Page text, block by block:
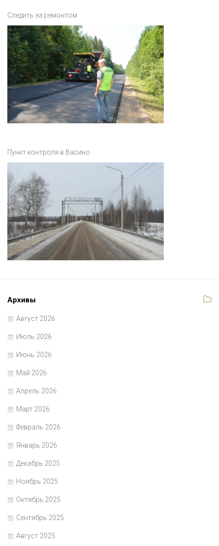
Следить за ремонтом
Пункт контроля в Васино
Архивы
Август 2026
Июль 2026
Июнь 2026
Май 2026
Апрель 2026
Март 2026
Февраль 2026
Январь 2026
Декабрь 2025
Ноябрь 2025
Октябрь 2025
Сентябрь 2025
Август 2025